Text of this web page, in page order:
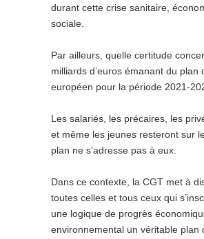
durant cette crise sanitaire,
sociale.
Par ailleurs, quelle certitude
milliards d’euros émanant du plan
européen pour la période 2021-
Les salariés, les précaires, les
et même les jeunes resteront sur
plan ne s’adresse pas à eux.
Dans ce contexte, la CGT met à
toutes celles et tous ceux qui
une logique de progrès
environnemental un véritable plan